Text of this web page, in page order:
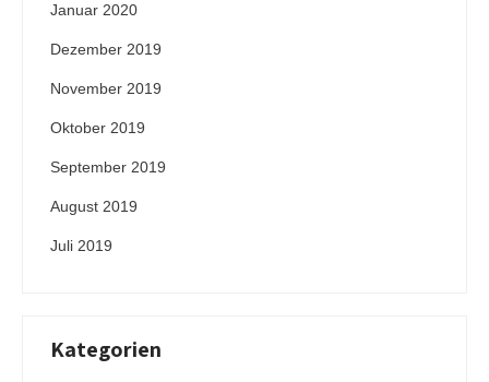
Januar 2020
Dezember 2019
November 2019
Oktober 2019
September 2019
August 2019
Juli 2019
Kategorien